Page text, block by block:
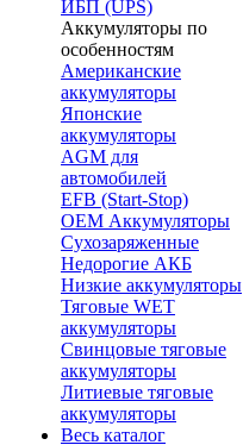
ИБП (UPS)
Аккумуляторы по
особенностям
Американские
аккумуляторы
Японские
аккумуляторы
AGM для
автомобилей
EFB (Start-Stop)
OEM Аккумуляторы
Сухозаряженные
Недорогие АКБ
Низкие аккумуляторы
Тяговые WET
аккумуляторы
Свинцовые тяговые
аккумуляторы
Литиевые тяговые
аккумуляторы
Весь каталог